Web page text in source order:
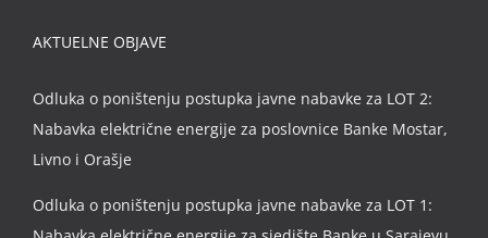
AKTUELNE OBJAVE
Odluka o poništenju postupka javne nabavke za LOT 2:
Nabavka električne energije za poslovnice Banke Mostar,
Livno i Orašje
Odluka o poništenju postupka javne nabavke za LOT 1: